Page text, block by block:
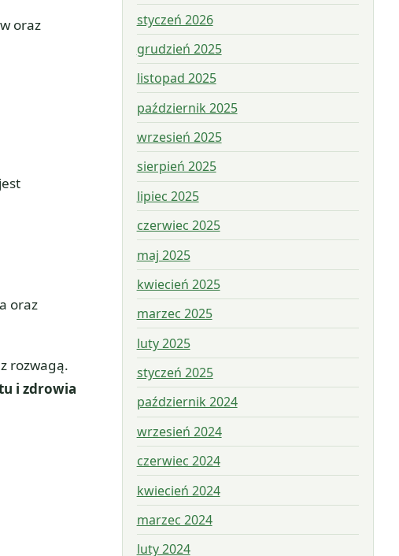
oraz
oraz
rozwagą.
i zdrowia
styczeń 2026
grudzień 2025
listopad 2025
październik 2025
wrzesień 2025
sierpień 2025
lipiec 2025
czerwiec 2025
maj 2025
kwiecień 2025
marzec 2025
luty 2025
styczeń 2025
październik 2024
wrzesień 2024
czerwiec 2024
kwiecień 2024
marzec 2024
luty 2024